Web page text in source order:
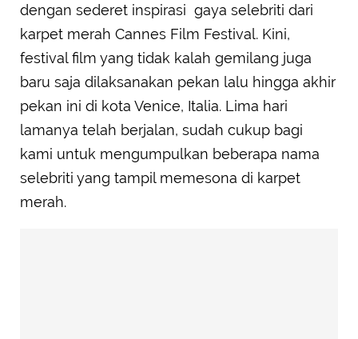
dengan sederet inspirasi gaya selebriti dari
karpet merah Cannes Film Festival. Kini,
festival film yang tidak kalah gemilang juga
baru saja dilaksanakan pekan lalu hingga akhir
pekan ini di kota Venice, Italia. Lima hari
lamanya telah berjalan, sudah cukup bagi
kami untuk mengumpulkan beberapa nama
selebriti yang tampil memesona di karpet
merah.